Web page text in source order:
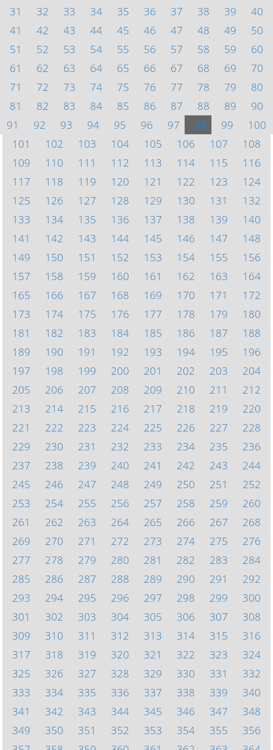
31
32 33 34 35 36 37 38 39
40
41
42 43 44 45 46 47 48 49
50
51
52 53 54 55 56 57 58 59
60
61
62 63 64 65 66 67 68 69
70
71
72 73 74 75 76 77 78 79
80
81
82 83 84 85 86 87 88 89
90
91
92 93 94 95 96 97 98 99
100
101
102 103 104 105 106 107
108
109
110 111 112 113 114 115
116
117
118 119 120 121 122 123
124
125
126 127 128 129 130 131
132
133
134 135 136 137 138 139
140
141
142 143 144 145 146 147
148
149
150 151 152 153 154 155
156
157
158 159 160 161 162 163
164
165
166 167 168 169 170 171
172
173
174 175 176 177 178 179
180
181
182 183 184 185 186 187
188
189
190 191 192 193 194 195
196
197
198 199 200 201 202 203
204
205
206 207 208 209 210 211
212
213
214 215 216 217 218 219
220
221
222 223 224 225 226 227
228
229
230 231 232 233 234 235
236
237
238 239 240 241 242 243
244
245
246 247 248 249 250 251
252
253
254 255 256 257 258 259
260
261
262 263 264 265 266 267
268
269
270 271 272 273 274 275
276
277
278 279 280 281 282 283
284
285
286 287 288 289 290 291
292
293
294 295 296 297 298 299
300
301
302 303 304 305 306 307
308
309
310 311 312 313 314 315
316
317
318 319 320 321 322 323
324
325
326 327 328 329 330 331
332
333
334 335 336 337 338 339
340
341
342 343 344 345 346 347
348
349
350 351 352 353 354 355
356